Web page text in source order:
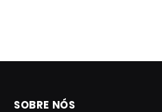
SOBRE NÓS